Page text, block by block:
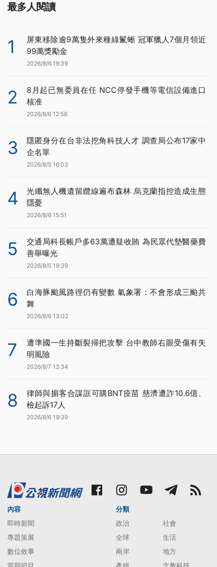
最多人閱讀
1
屏東移除逾9萬隻外來種綠鬣蜥 冠軍獵人7個月領近
99萬獎勵金
2026/8/6 19:39
2
8月起已無委員在任 NCC停發手機等電信設備進口
核准
2026/8/6 12:58
3
隱匿身分在台非法挖角科技人才 調查局公布17家中
企名單
2026/8/5 16:03
4
光纖無人機遺留纜線遍布森林 烏克蘭指控造成生態
隱憂
2026/8/6 15:51
5
交通局科長帳戶多63萬遭疑收賄 為民眾代墊醫藥費
善舉曝光
2026/8/5 19:39
6
白海豚颱風路徑仍有變數 氣象署：不會形成三颱共
舞
2026/8/6 13:02
7
遭準國一生持斷裂掃把攻擊 台中教師右眼受傷有失
明風險
2026/8/7 12:34
8
律師與掮客合謀誆可購BNT疫苗 慈濟遭詐10.6億、
檢起訴17人
2026/8/6 19:39
內容
即時新聞
專題策展
數位敘事
當期節目
分類
政治
社會
全球
生活
兩岸
地方
產經
文教科技